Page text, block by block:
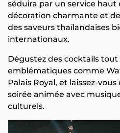
séduira par un service haut
décoration charmante et
des saveurs thaïlandaises
internationaux.
Dégustez des cocktails
emblématiques comme
Palais Royal, et laissez-
soirée animée avec
culturels.